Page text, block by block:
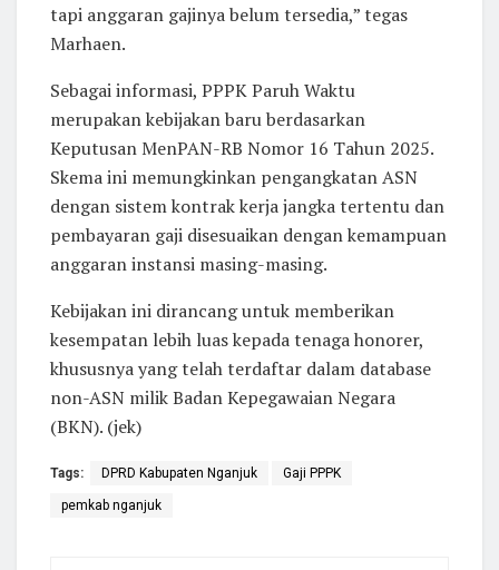
tapi anggaran gajinya belum tersedia,” tegas
Marhaen.
Sebagai informasi, PPPK Paruh Waktu
merupakan kebijakan baru berdasarkan
Keputusan MenPAN-RB Nomor 16 Tahun 2025.
Skema ini memungkinkan pengangkatan ASN
dengan sistem kontrak kerja jangka tertentu dan
pembayaran gaji disesuaikan dengan kemampuan
anggaran instansi masing-masing.
Kebijakan ini dirancang untuk memberikan
kesempatan lebih luas kepada tenaga honorer,
khususnya yang telah terdaftar dalam database
non-ASN milik Badan Kepegawaian Negara
(BKN). (jek)
Tags: DPRD Kabupaten Nganjuk Gaji PPPK
pemkab nganjuk